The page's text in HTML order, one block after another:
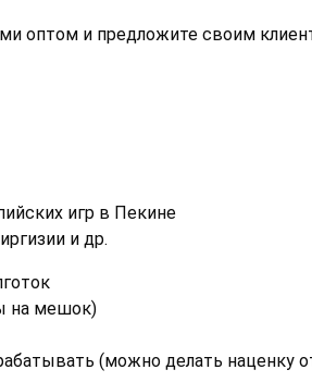
оптом и предложите своим
игр в Пекине
и др.
на мешок)
(можно делать наценку